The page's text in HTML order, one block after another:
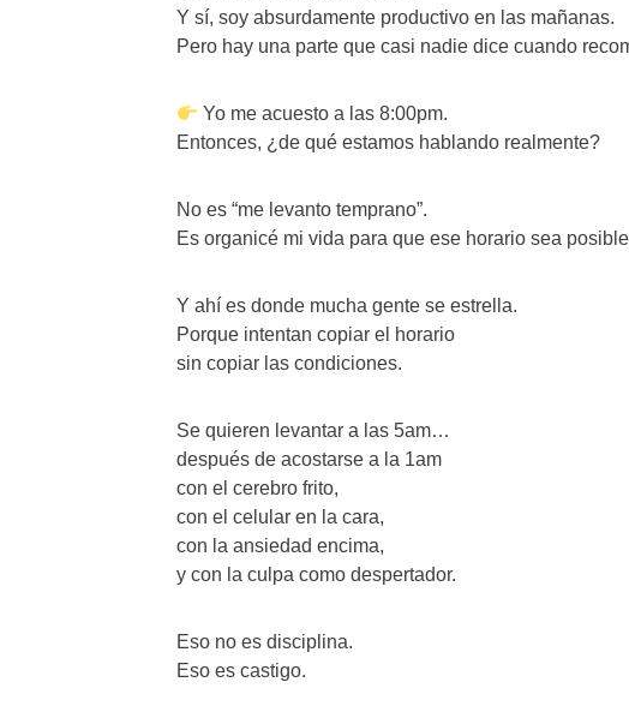
Y sí, soy absurdamente productivo en las mañanas.
Pero hay una parte que casi nadie dice cuando
Yo me acuesto a las 8:00pm.
Entonces, ¿de qué estamos hablando realmente?
No es “me levanto temprano”.
Es organicé mi vida para que ese horario sea
Y ahí es donde mucha gente se estrella.
Porque intentan copiar el horario
sin copiar las condiciones.
Se quieren levantar a las 5am…
después de acostarse a la 1am
con el cerebro frito,
con el celular en la cara,
con la ansiedad encima,
y con la culpa como despertador.
Eso no es disciplina.
Eso es castigo.